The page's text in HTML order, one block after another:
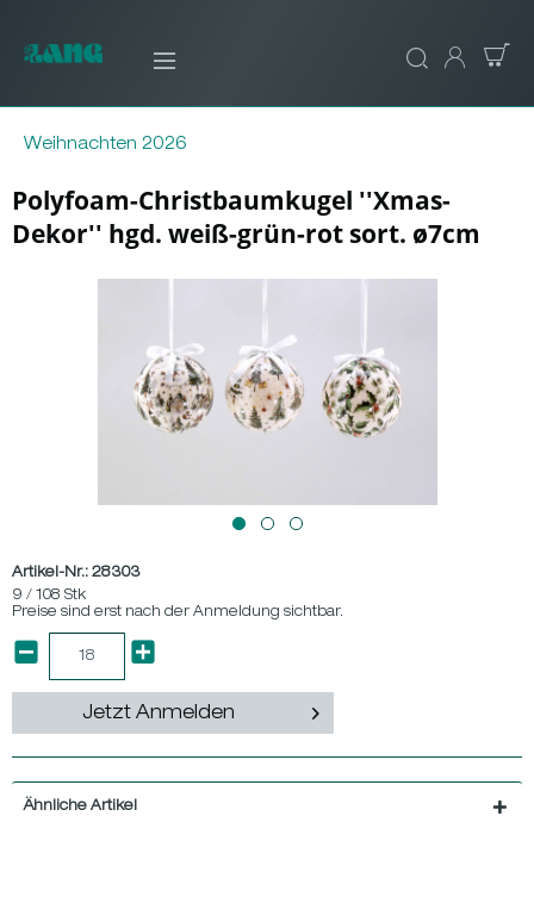
Weihnachten 2026
Polyfoam-Christbaumkugel ''Xmas-
Dekor'' hgd. weiß-grün-rot sort. ø7cm
Artikel-Nr.: 28303
9 / 108 Stk
Preise sind erst nach der Anmeldung sichtbar.
Jetzt Anmelden
Ähnliche Artikel